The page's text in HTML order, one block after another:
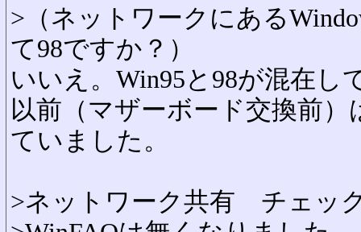
>（ネットワークにある
て98ですか？）
いいえ。Win95と98が混在し
以前（マザーボード交換前
ていました。
>ネットワーク共有 チェッ